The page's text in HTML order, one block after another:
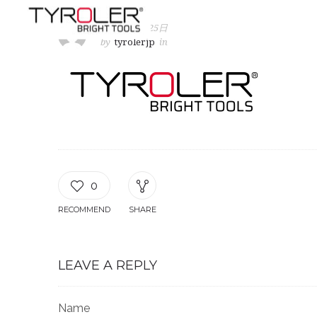
2020年11月25日
by tyrolerjp in
0
RECOMMEND SHARE
LEAVE A REPLY
Name